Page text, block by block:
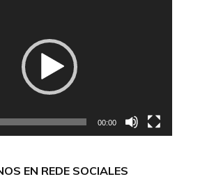
00:00
EN REDE SOCIALES